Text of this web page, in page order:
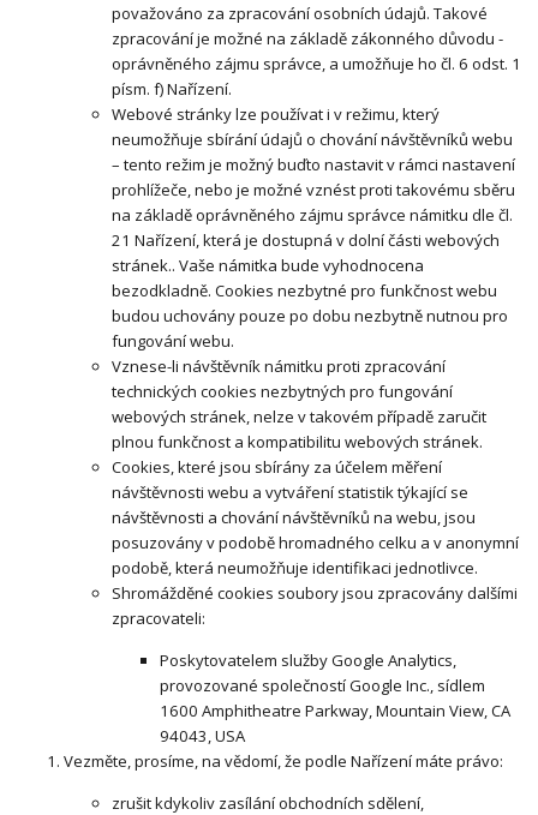
považováno za zpracování osobních údajů. Takové
zpracování je možné na základě zákonného důvodu -
oprávněného zájmu správce, a umožňuje ho čl. 6 odst. 1
písm. f) Nařízení.
Webové stránky lze používat i v režimu, který
neumožňuje sbírání údajů o chování návštěvníků webu
– tento režim je možný buďto nastavit v rámci nastavení
prohlížeče, nebo je možné vznést proti takovému sběru
na základě oprávněného zájmu správce námitku dle čl.
21 Nařízení, která je dostupná v dolní části webových
stránek.. Vaše námitka bude vyhodnocena
bezodkladně. Cookies nezbytné pro funkčnost webu
budou uchovány pouze po dobu nezbytně nutnou pro
fungování webu.
Vznese-li návštěvník námitku proti zpracování
technických cookies nezbytných pro fungování
webových stránek, nelze v takovém případě zaručit
plnou funkčnost a kompatibilitu webových stránek.
Cookies, které jsou sbírány za účelem měření
návštěvnosti webu a vytváření statistik týkající se
návštěvnosti a chování návštěvníků na webu, jsou
posuzovány v podobě hromadného celku a v anonymní
podobě, která neumožňuje identifikaci jednotlivce.
Shromážděné cookies soubory jsou zpracovány dalšími
zpracovateli:
Poskytovatelem služby Google Analytics,
provozované společností Google Inc., sídlem
1600 Amphitheatre Parkway, Mountain View, CA
94043, USA
Vezměte, prosíme, na vědomí, že podle Nařízení máte právo:
zrušit kdykoliv zasílání obchodních sdělení,